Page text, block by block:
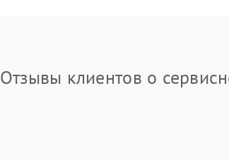
Отзывы клиентов о